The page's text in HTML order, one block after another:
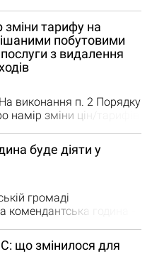
2026 року,
як молоді, так і
мета нововведень -
до можливих загроз
зміни тарифу на
побутовими
з видалення
виконання п. 2 Порядку
зміни цін/тарифів
Міністерства
та житлово-
від 05 червня
ПІДПРИЄМСТВО
буде діяти у
громаді
комендантська година —
з 2024 року діє
до 09:00. Про
Золочівської
що змінилося для